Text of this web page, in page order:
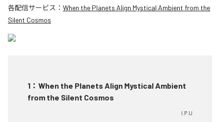
各配信サービス： When the Planets Align Mystical Ambient from the
Silent Cosmos
1 ： When the Planets Align Mystical Ambient
from the Silent Cosmos
I.P.U